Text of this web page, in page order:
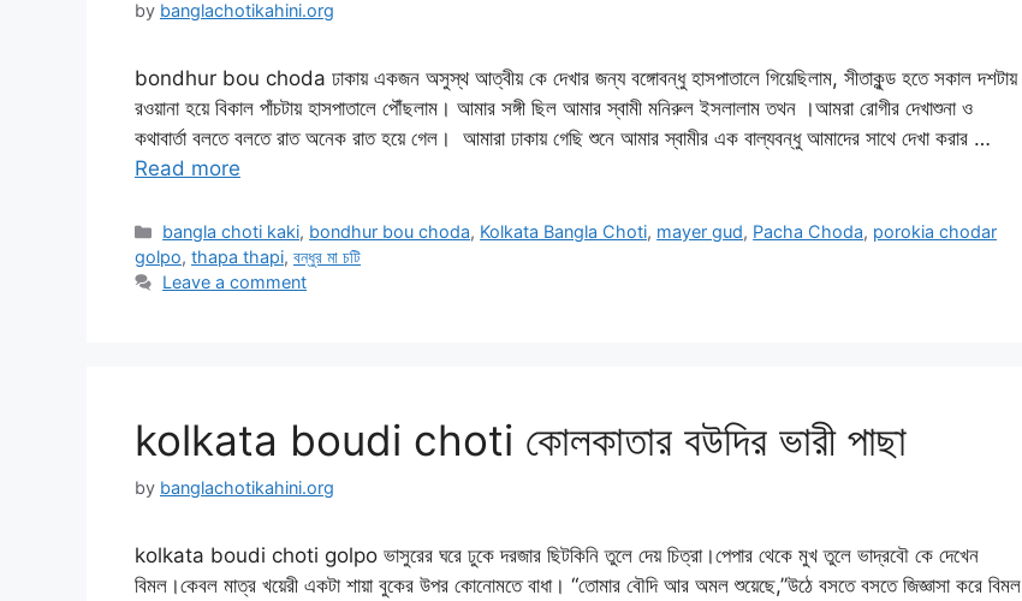
by banglachotikahini.org
bondhur bou choda ঢাকায় একজন অসুস্থ আত্বীয় কে দেখার জন্য বঙ্গোবন্ধু হাসপাতালে গিয়েছিলাম, সীতাকুন্ড হতে সকাল দশটায়
রওয়ানা হয়ে বিকাল পাঁচটায় হাসপাতালে পৌঁছলাম। আমার সঙ্গী ছিল আমার স্বামী মনিরুল ইসলালাম তথন ।আমরা রোগীর দেখাশুনা ও
কথাবার্তা বলতে বলতে রাত অনেক রাত হয়ে গেল। আমারা ঢাকায় গেছি শুনে আমার স্বামীর এক বাল্যবন্ধু আমাদের সাথে দেখা করার …
Read more
Categories
bangla choti kaki, bondhur bou choda, Kolkata Bangla Choti, mayer gud, Pacha Choda, porokia chodar
golpo, thapa thapi, বন্ধুর মা চটি
Leave a comment
kolkata boudi choti কোলকাতার বউদির ভারী পাছা
by banglachotikahini.org
kolkata boudi choti golpo ভাসুরের ঘরে ঢুকে দরজার ছিটকিনি তুলে দেয় চিত্রা।পেপার থেকে মুখ তুলে ভাদ্রবৌ কে দেখেন
বিমল।কেবল মাত্র খয়েরী একটা শায়া বুকের উপর কোনোমতে বাধা। “তোমার বৌদি আর অমল শুয়েছে,”উঠে বসতে বসতে জিজ্ঞাসা করে বিমল